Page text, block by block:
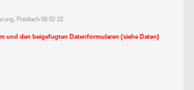
Postfach 06 02 22
und den beigefugten Datenformularen (siehe Daten)